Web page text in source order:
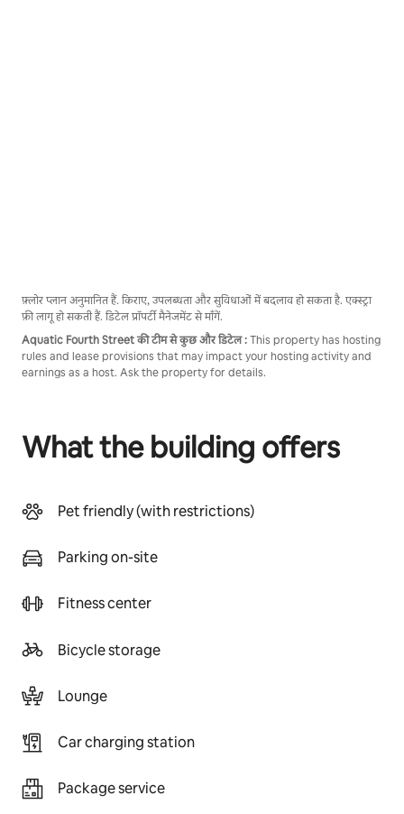
फ़्लोर प्लान अनुमानित हैं. किराए, उपलब्धता और सुविधाओं में बदलाव हो सकता है. एक्स्ट्रा
फ़ी लागू हो सकती हैं. डिटेल प्रॉपर्टी मैनेजमेंट से माँगें.
Aquatic Fourth Street की टीम से कुछ और डिटेल :This property has hosting
rules and lease provisions that may impact your hosting activity and
earnings as a host. Ask the property for details.
What the building offers
Pet friendly (with restrictions)
Parking on-site
Fitness center
Bicycle storage
Lounge
Car charging station
Package service